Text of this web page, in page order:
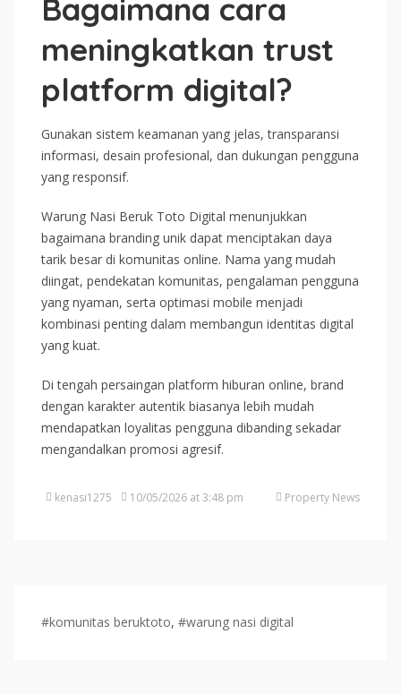
Bagaimana cara
meningkatkan trust
platform digital?
Gunakan sistem keamanan yang jelas, transparansi
informasi, desain profesional, dan dukungan pengguna
yang responsif.
Warung Nasi Beruk Toto Digital menunjukkan
bagaimana branding unik dapat menciptakan daya
tarik besar di komunitas online. Nama yang mudah
diingat, pendekatan komunitas, pengalaman pengguna
yang nyaman, serta optimasi mobile menjadi
kombinasi penting dalam membangun identitas digital
yang kuat.
Di tengah persaingan platform hiburan online, brand
dengan karakter autentik biasanya lebih mudah
mendapatkan loyalitas pengguna dibanding sekadar
mengandalkan promosi agresif.
kenasi1275 10/05/2026 at 3:48 pm Property News
#komunitas beruktoto, #warung nasi digital